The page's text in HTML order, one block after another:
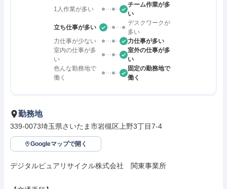
1人作業が多い
チーム作業が多
い
立ち仕事が多い
デスクワークが
多い
力仕事が少ない
力仕事が多い
室内の仕事が多
い
室外の仕事が多
い
色んな勤務地で
働く
固定の勤務地で
働く
勤務地
339-0073埼玉県さいたま市岩槻区上野3丁目7-4
Googleマップで開く
デジタルピュアリサイクル株式会社　関東事業所